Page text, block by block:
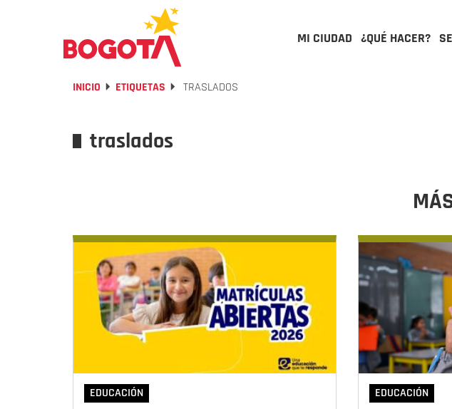
MI CIUDAD ¿QUÉ HACER?
INICIO ETIQUETAS TRASLADOS
traslados
EDUCACIÓN EDUCACIÓN